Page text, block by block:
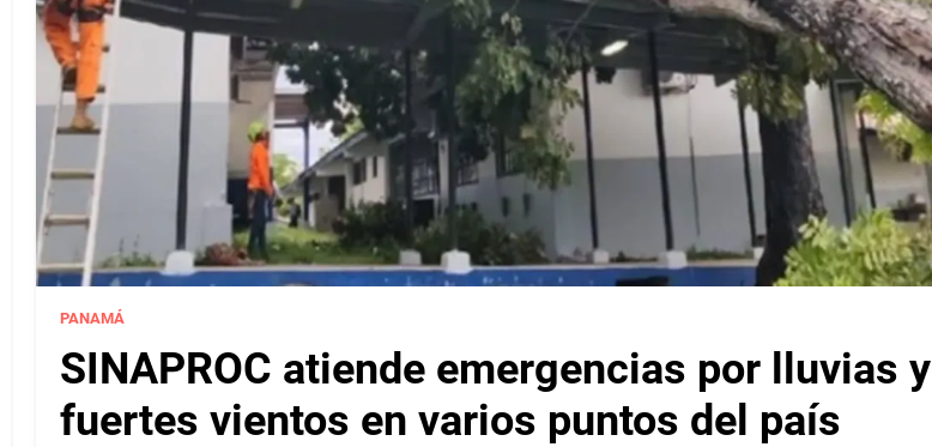
PANAMÁ
SINAPROC atiende emergencias por lluvias y
fuertes vientos en varios puntos del país